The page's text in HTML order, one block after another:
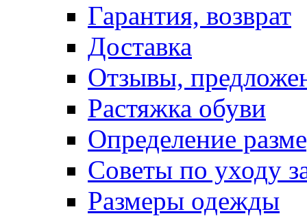
Гарантия, возврат
Доставка
Отзывы,
Растяжка обуви
Определение
Советы по уходу
Размеры одежды